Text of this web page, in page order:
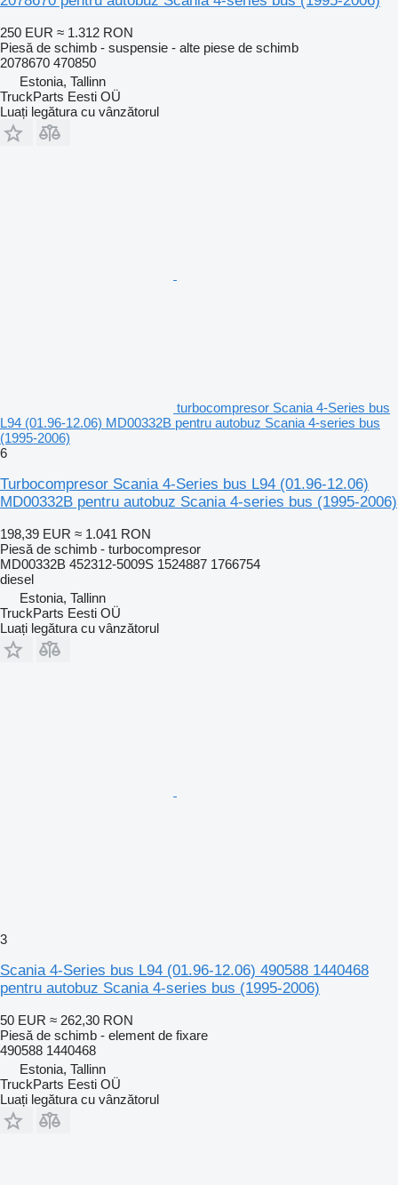
250 EUR ≈ 1.312 RON
Piesă de schimb - suspensie - alte piese de schimb
2078670 470850
Estonia, Tallinn
TruckParts Eesti OÜ
Luați legătura cu vânzătorul
turbocompresor Scania 4-Series bus
L94 (01.96-12.06) MD00332B pentru autobuz Scania 4-series bus
(1995-2006)
6
Turbocompresor Scania 4-Series bus L94 (01.96-12.06)
MD00332B pentru autobuz Scania 4-series bus (1995-2006)
198,39 EUR ≈ 1.041 RON
Piesă de schimb - turbocompresor
MD00332B 452312-5009S 1524887 1766754
diesel
Estonia, Tallinn
TruckParts Eesti OÜ
Luați legătura cu vânzătorul
3
Scania 4-Series bus L94 (01.96-12.06) 490588 1440468
pentru autobuz Scania 4-series bus (1995-2006)
50 EUR ≈ 262,30 RON
Piesă de schimb - element de fixare
490588 1440468
Estonia, Tallinn
TruckParts Eesti OÜ
Luați legătura cu vânzătorul